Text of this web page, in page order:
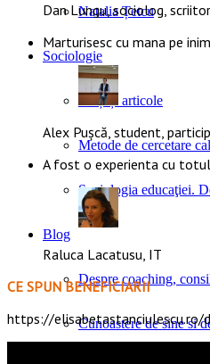
Natalia Țetcu
Sociologie
Cărți și articole
Metode de cercetare
Sociologia educaţiei.
Blog
Despre coaching,
Cunoastere de sine si
Dan Lungu, sociolog,
Marturisesc cu mana pe
Alex Pușcă, student,
A fost o experienta cu
Raluca Lacatusu, IT
CE SPUN BENEFICIARII
https://